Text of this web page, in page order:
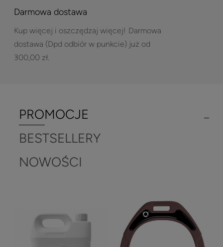
Darmowa dostawa
Kup więcej i oszczędzaj więcej! Darmowa
dostawa (Dpd odbiór w punkcie) już od
300,00 zł.
PROMOCJE
NOWOŚCI
BESTSELLERY